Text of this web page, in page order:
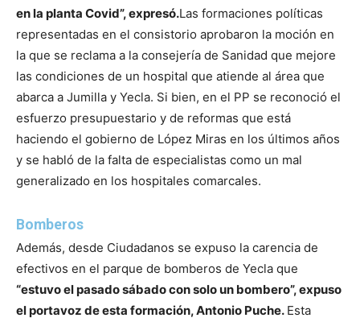
en la planta Covid”, expresó.Las formaciones políticas
representadas en el consistorio aprobaron la moción en
la que se reclama a la consejería de Sanidad que mejore
las condiciones de un hospital que atiende al área que
abarca a Jumilla y Yecla. Si bien, en el PP se reconoció el
esfuerzo presupuestario y de reformas que está
haciendo el gobierno de López Miras en los últimos años
y se habló de la falta de especialistas como un mal
generalizado en los hospitales comarcales.
Bomberos
Además, desde Ciudadanos se expuso la carencia de
efectivos en el parque de bomberos de Yecla que
“estuvo el pasado sábado con solo un bombero”, expuso
el portavoz de esta formación, Antonio Puche. Esta